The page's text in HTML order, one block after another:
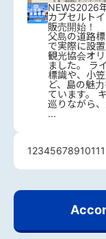
NEWS2026
カプセルト
販売開始！
父島の道路
で実際に設
観光協会オ
ました。 ラ
標識や、小
ど、島の魅
ています。
巡りながら
...
1234567891011